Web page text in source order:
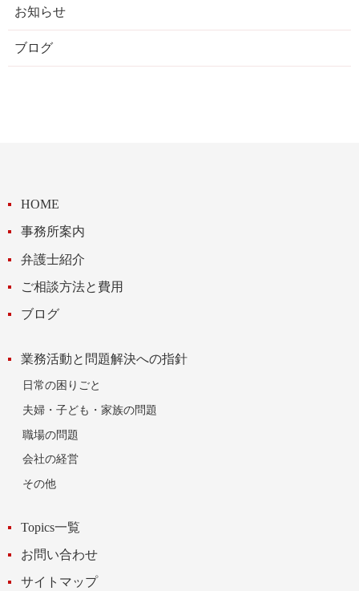
お知らせ
ブログ
HOME
事務所案内
弁護士紹介
ご相談方法と費用
ブログ
業務活動と問題解決への指針
日常の困りごと
夫婦・子ども・家族の問題
職場の問題
会社の経営
その他
Topics一覧
お問い合わせ
サイトマップ